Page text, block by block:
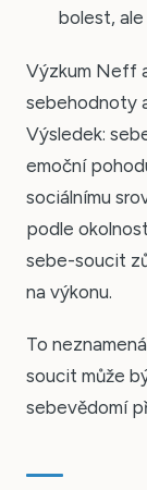
bolest,
Výzkum Neff
sebehodnoty
Výsledek:
emoční
sociálnímu
podle
sebe-soucit
na výkonu.
To
soucit může
sebevědomí